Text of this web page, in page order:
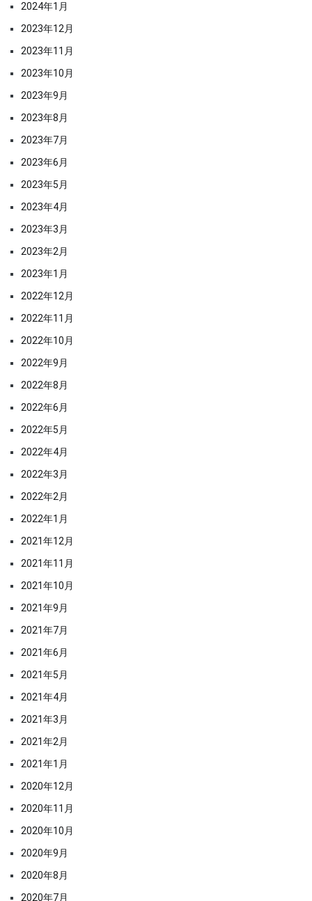
2024年1月
2023年12月
2023年11月
2023年10月
2023年9月
2023年8月
2023年7月
2023年6月
2023年5月
2023年4月
2023年3月
2023年2月
2023年1月
2022年12月
2022年11月
2022年10月
2022年9月
2022年8月
2022年6月
2022年5月
2022年4月
2022年3月
2022年2月
2022年1月
2021年12月
2021年11月
2021年10月
2021年9月
2021年7月
2021年6月
2021年5月
2021年4月
2021年3月
2021年2月
2021年1月
2020年12月
2020年11月
2020年10月
2020年9月
2020年8月
2020年7月